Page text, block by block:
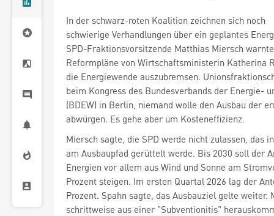
In der schwarz-roten Koalition zeichnen sich noch
schwierige Verhandlungen über ein geplantes
SPD-Fraktionsvorsitzende Matthias Miersch
Reformpläne von Wirtschaftsministerin Katherina
die Energiewende auszubremsen.
beim Kongress des Bundesverbands der Energie-
(BDEW) in Berlin, niemand wolle den Ausbau der
abwürgen. Es gehe aber um Kosteneffizienz.
Miersch sagte, die SPD werde nicht zulassen, das
am Ausbaupfad gerüttelt werde. Bis 2030 soll der
Energien vor allem aus Wind und Sonne am
Prozent steigen. Im ersten Quartal 2026 lag der
Prozent. Spahn sagte, das Ausbauziel gelte weiter.
schrittweise aus einer "Subventionitis"